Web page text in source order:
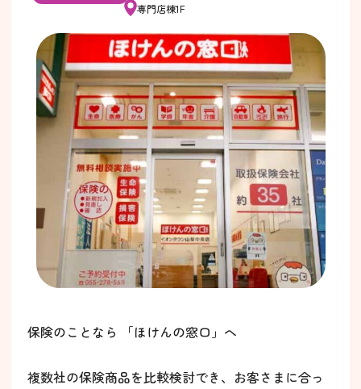
専門店棟1F
保険のことなら 「ほけんの窓口」へ
複数社の保険商品を比較検討でき、お客さまに合っ